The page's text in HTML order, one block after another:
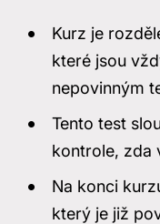
Kurz je
které jsou
nepovinným
Tento test
kontrole, zda
Na konci
který je již